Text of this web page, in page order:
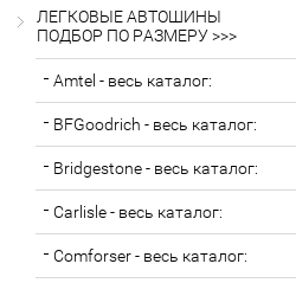
ЛЕГКОВЫЕ АВТОШИНЫ
ПОДБОР ПО РАЗМЕРУ >>>
Amtel - весь каталог:
BFGoodrich - весь каталог:
Bridgestone - весь каталог:
Carlisle - весь каталог:
Comforser - весь каталог: